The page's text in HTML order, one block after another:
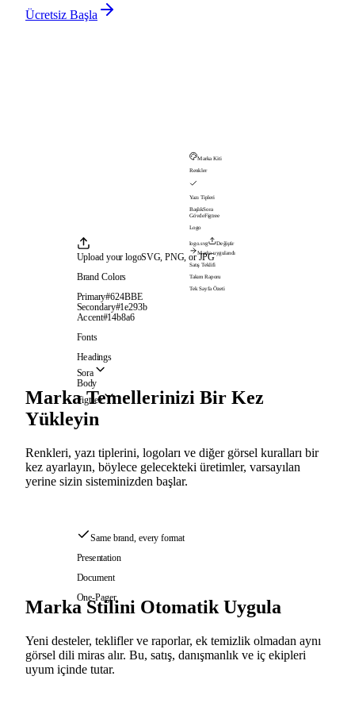
Ücretsiz Başla
Marka Kiti
Renkler
Yazı Tipleri
BaşlıkSora
GövdeFigtree
Logo
logo.svg Değiştir
Marka uygulandı
Satış Teklifi
Takım Raporu
Tek Sayfa Özeti
Upload your logoSVG, PNG, or JPG
Brand Colors
Primary#624BBE
Secondary#1e293b
Accent#14b8a6
Fonts
Headings
Sora
Body
Figtree
Marka Temellerinizi Bir Kez
Yükleyin
Renkleri, yazı tiplerini, logoları ve diğer görsel kuralları bir
kez ayarlayın, böylece gelecekteki üretimler, varsayılan
yerine sizin sisteminizden başlar.
Same brand, every format
Presentation
Document
One-Pager
Marka Stilini Otomatik Uygula
Yeni desteler, teklifler ve raporlar, ek temizlik olmadan aynı
görsel dili miras alır. Bu, satış, danışmanlık ve iç ekipleri
uyum içinde tutar.